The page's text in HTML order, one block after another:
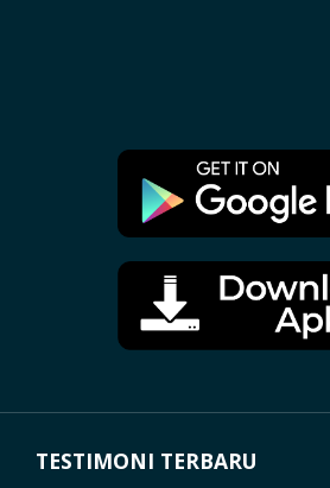
TESTIMONI TERBARU